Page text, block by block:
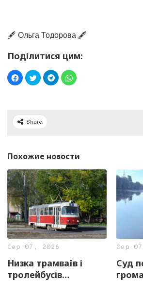
🖋️ Ольга Тодорова 🖋️
Поділитися цим:
Share
Похожие новости
Сер 07, 2026
Низка трамваїв і
тролейбусів
Сер
Суд